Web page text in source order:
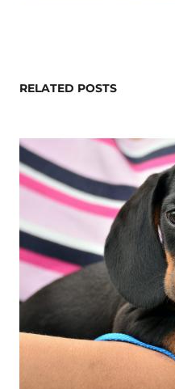
RELATED POSTS